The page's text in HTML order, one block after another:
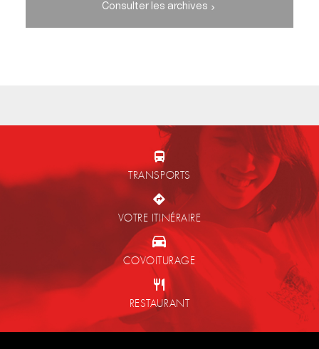
Consulter les archives
TRANSPORTS
VOTRE ITINÉRAIRE
COVOITURAGE
RESTAURANT